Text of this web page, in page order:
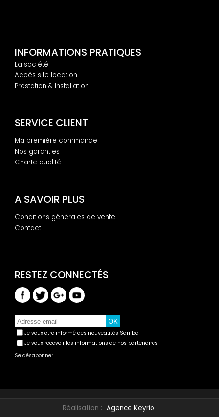
INFORMATIONS PRATIQUES
La société
Accès site location
Prestation & Installation
SERVICE CLIENT
Ma première commande
Nos garanties
Charte qualité
A SAVOIR PLUS
Conditions générales de vente
Contact
Je veux être informé des nouveautés Samba
Je veux recevoir les informations de nos partenaires
Se désabonner
Réalisation : Agence Keyrio